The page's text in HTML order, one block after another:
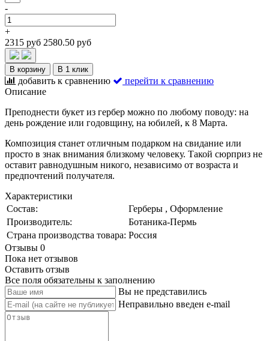
-
+
2315 руб 2580.50 руб
В корзину В 1 клик
добавить к сравнению
перейти к сравнению
Описание
Преподнести букет из гербер можно по любому поводу: на
день рождение или годовщину, на юбилей, к 8 Марта.
Композиция станет отличным подарком на свидание или
просто в знак внимания близкому человеку. Такой сюрприз не
оставит равнодушным никого, независимо от возраста и
предпочтений получателя.
Характеристики
Состав:
Герберы , Оформление
Производитель:
Ботаника-Пермь
Страна производства товара: Россия
Отзывы 0
Пока нет отзывов
Оставить отзыв
Все поля обязательны к заполнению
Вы не представились
Неправильно введен e-mail